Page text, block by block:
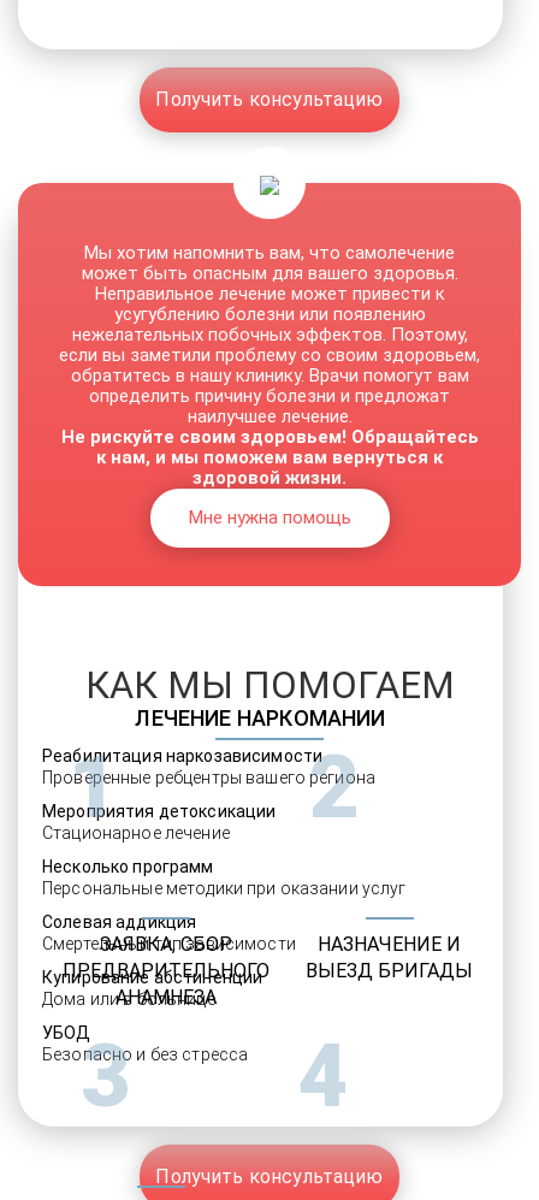
Получить консультацию
ЛЕЧЕНИЕ НАРКОМАНИИ
Реабилитация наркозависимости
Проверенные ребцентры вашего региона
Мероприятия детоксикации
Стационарное лечение
Несколько программ
Персональные методики при оказании услуг
Солевая аддикция
Смертельный тип зависимости
Купирование абстиненции
Дома или в больнице
УБОД
Безопасно и без стресса
Получить консультацию
Мы хотим напомнить вам, что самолечение
может быть опасным для вашего здоровья.
Неправильное лечение может привести к
усугублению болезни или появлению
нежелательных побочных эффектов. Поэтому,
если вы заметили проблему со своим здоровьем,
обратитесь в нашу клинику. Врачи помогут вам
определить причину болезни и предложат
наилучшее лечение.
Не рискуйте своим здоровьем! Обращайтесь
к нам, и мы поможем вам вернуться к
здоровой жизни.
Мне нужна помощь
КАК МЫ ПОМОГАЕМ
1
ЗАЯВКА, СБОР
ПРЕДВАРИТЕЛЬНОГО
АНАМНЕЗА
2
НАЗНАЧЕНИЕ И
ВЫЕЗД БРИГАДЫ
3 4